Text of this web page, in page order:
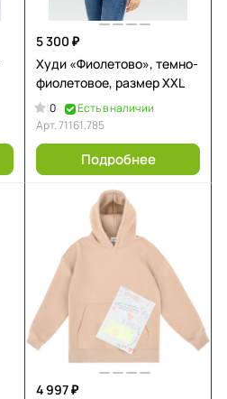
5 300 ₽
Худи «Фиолетово», темно-
фиолетовое, размер XXL
0
Есть в наличии
Арт.71161.785
Подробнее
4 997 ₽